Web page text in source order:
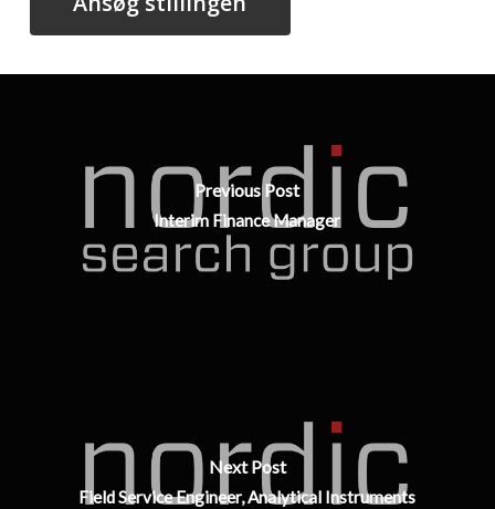
Previous Post
Interim Finance Manager
Next Post
Field Service Engineer, Analytical Instruments